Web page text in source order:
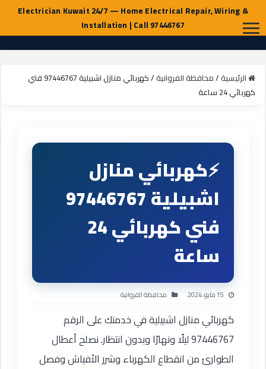
الرئيسية/محافظة الفروانية/
كهربائي منازل اشبيلية 97446767 فني
كهربائي 24 ساعة
كهربائي منازل
اشبيلية 97446767
فني كهربائي 24
ساعة
15 مايو، 2024 محافظة الفروانية
كهربائي منازل اشبيلية في خدمتك على الرقم
97446767 ليلًا ونهارًا وبدون انتظار. نصلح أعطال
الطوارئ من انقطاع الكهرباء وشرر الأفياش وفصل